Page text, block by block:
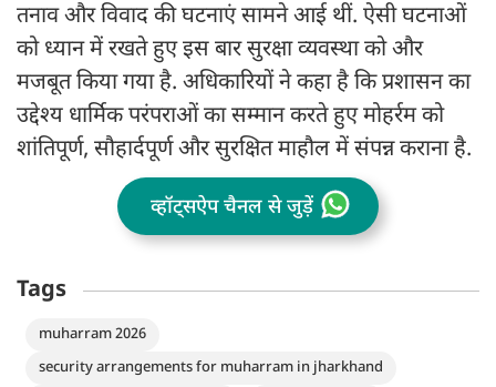
तनाव और विवाद की घटनाएं सामने आई थीं. ऐसी घटनाओं
को ध्यान में रखते हुए इस बार सुरक्षा व्यवस्था को और
मजबूत किया गया है. अधिकारियों ने कहा है कि प्रशासन का
उद्देश्य धार्मिक परंपराओं का सम्मान करते हुए मोहर्रम को
शांतिपूर्ण, सौहार्दपूर्ण और सुरक्षित माहौल में संपन्न कराना है.
व्हॉट्सऐप चैनल से जुड़ें
Tags
muharram 2026
security arrangements for muharram in jharkhand